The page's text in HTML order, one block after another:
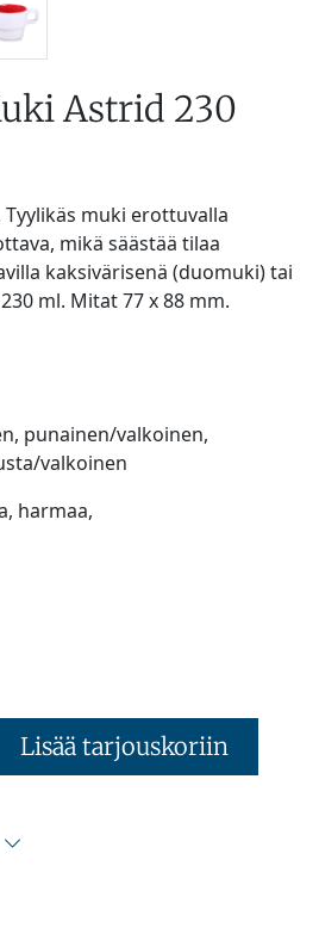
Astrid 230
muki erottuvalla
mikä säästää tilaa
kaksivärisenä (duomuki) tai
ml. Mitat 77 x 88 mm.
punainen/valkoinen,
valkoinen
harmaa,
Lisää tarjouskoriin